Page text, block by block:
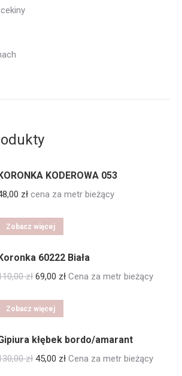
KODEROWA 053
zł cena za metr bieżący
Zobacz więcej
60222 Biała
zł Pierwotna
wynosiła:
69,00 złAktualna
Cena za metr bieżący
Zobacz więcej
kłębek bordo/amarant
zł Pierwotna
45,00 złAktualna
Cena za metr bieżący